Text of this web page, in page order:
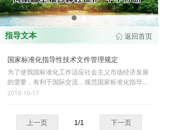
专题工作
政策法规
会员风采
专家智库
指导文本 ꀇ 返回首页
国家标准化指导性技术文件管理规定
为了使我国标准化工作适应社会主义市场经济发展
的需要，有利于国际交流，规范国家标准化指导性
技术文件（以下简称“指导性技术文件”）的管理工
2018-10-17
上一页 下一页
1/1